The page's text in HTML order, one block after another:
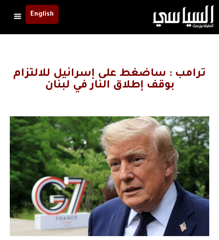
English
ترامب : ساضغط على إسرائيل للالتزام
بوقف إطلاق النار في لبنان